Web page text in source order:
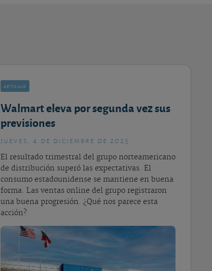
artículo
Walmart eleva por segunda vez sus
previsiones
jueves, 4 de diciembre de 2025
El resultado trimestral del grupo norteamericano
de distribución superó las expectativas. El
consumo estadounidense se mantiene en buena
forma. Las ventas online del grupo registraron
una buena progresión. ¿Qué nos parece esta
acción?